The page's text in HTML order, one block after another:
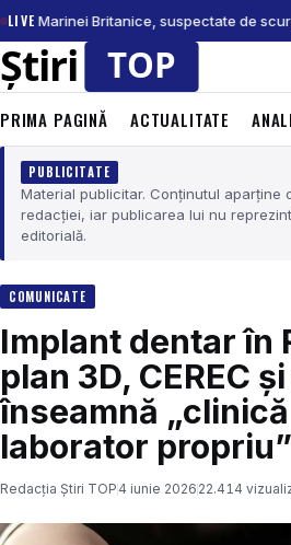
LIVEMarinei Britanice, suspectate de
PRIMA PAGINĂ ACTUALITATE
PUBLICITATE
Material publicitar. Conținutul aparține
redacției, iar publicarea lui nu
editorială.
COMUNICATE
Implant dentar în
plan 3D, CEREC
înseamnă
laborator propriu”
Redacția Știri TOP 4 iunie 2026 22.414